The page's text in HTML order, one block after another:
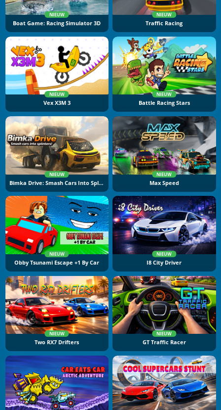
NIEUW
Boat Game: Racing Simulator 3D
NIEUW
Traffic Racing
NIEUW
Vex X3M 3
NIEUW
Battle Racing Stars
NIEUW
Bimka Drive: Smash Cars Into Splinters
NIEUW
Max Speed
NIEUW
Obby Tsunami Escape +1 By Car
NIEUW
I8 City Driver
NIEUW
Two RX7 Drifters
NIEUW
GT Traffic Racer